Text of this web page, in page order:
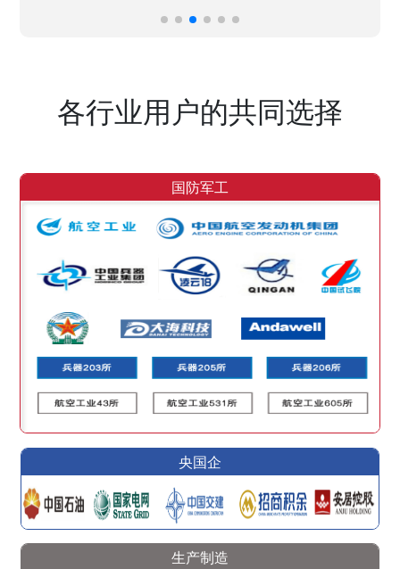
各行业用户的共同选择
国防军工
央国企
生产制造